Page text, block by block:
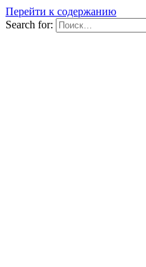
Перейти к содержанию
Search for: